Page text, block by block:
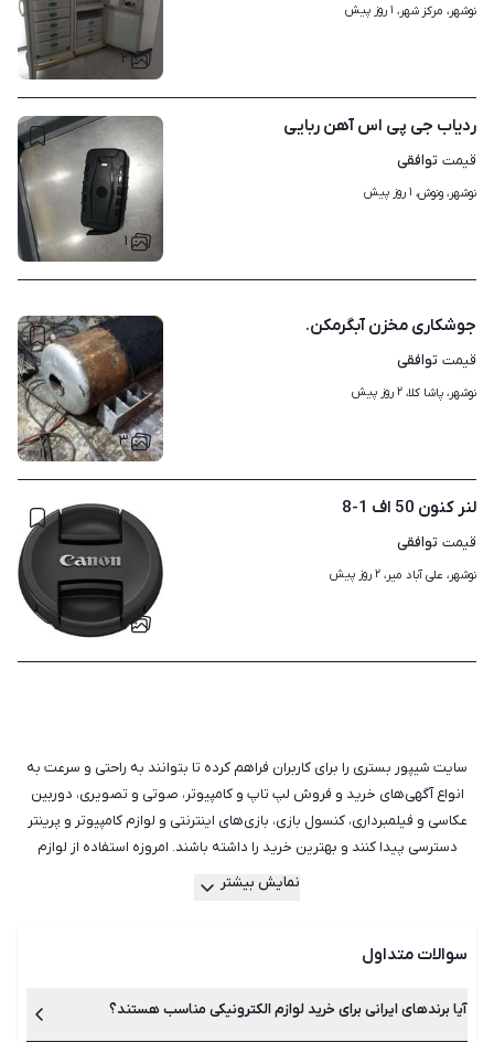
۲
نوشهر، مرکز شهر، ۱ روز پیش
۱
ردیاب جی پی اس آهن ربایی
قیمت توافقی
نوشهر، ونوش، ۱ روز پیش
۳
جوشکاری مخزن آبگرمکن.
قیمت توافقی
نوشهر، پاشا کلا، ۲ روز پیش
۲
لنر کنون 50 اف 1-8
قیمت توافقی
نوشهر، علی آباد میر، ۲ روز پیش
سایت شیپور بستری را برای کاربران فراهم کرده تا بتوانند به راحتی و سرعت به
انواع آگهی‌های خرید و فروش لپ تاپ و کامپیوتر، صوتی و تصویری، دوربین
عکاسی و فیلمبرداری، کنسول بازی، بازی‌های اینترنتی و لوازم کامپیوتر و پرینتر
دسترسی پیدا کنند و بهترین خرید را داشته باشند. امروزه استفاده از لوازم
الکترونیکی دست دوم بیش از پیش شده است و اولین دلیلی که هر کسی به
کوتاهی قصد استفاده از وسیله‌ای را دارید، یا مورد خاصی با کارکرد کم و ظاهری
است. علاوه بر هزینه مواردی هم‌چون جلوگیری از یکنواختی و دلزدگی، کمک به
نمایش بیشتر
سوالات متداول
آیا برندهای ایرانی برای خرید لوازم الکترونیکی مناسب هستند؟